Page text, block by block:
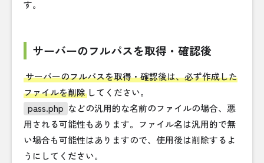
す。
サーバーのフルパスを取得・確認後
サーバーのフルパスを取得・確認後は、必ず作成した
ファイルを削除 してください。
pass.php などの汎用的な名前のファイルの場合、悪
用される可能性もあります。ファイル名は汎用的で無
い場合も可能性はありますので、使用後は削除するよ
うにしてください。